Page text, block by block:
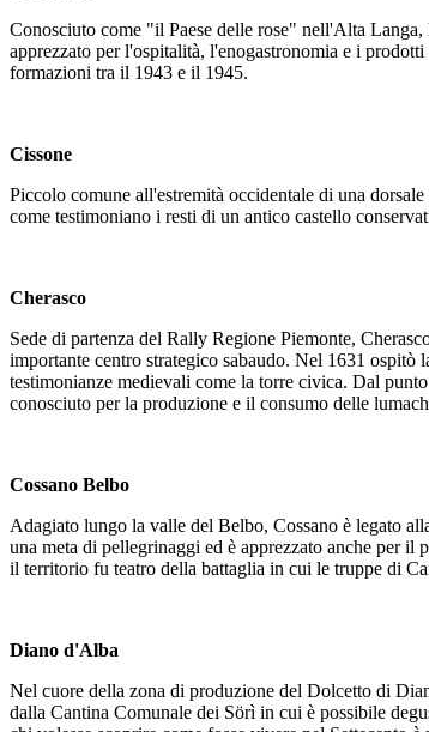
Conosciuto come "il Paese delle rose" nell'Alta
apprezzato per l'ospitalità, l'enogastronomia e i
formazioni tra il 1943 e il 1945.
Cissone
Piccolo comune all'estremità occidentale di una
come testimoniano i resti di un antico castello
Cherasco
Sede di partenza del Rally Regione Piemonte,
importante centro strategico sabaudo. Nel 1631
testimonianze medievali come la torre civica. Dal
conosciuto per la produzione e il consumo delle
Cossano Belbo
Adagiato lungo la valle del Belbo, Cossano è legato
una meta di pellegrinaggi ed è apprezzato anche per
il territorio fu teatro della battaglia in cui le truppe di
Diano d'Alba
Nel cuore della zona di produzione del Dolcetto di
dalla Cantina Comunale dei Sörì in cui è possibile